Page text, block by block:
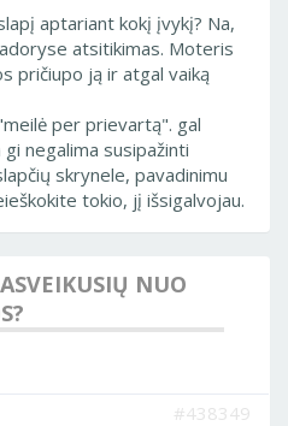
aptariant kokį įvykį? Na,
atsitikimas. Moteris
pričiupo ją ir atgal vaiką
per prievartą". gal
negalima susipažinti
skrynele, pavadinimu
tokio, jį išsigalvojau.
NUO
#438349